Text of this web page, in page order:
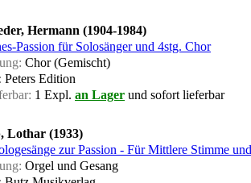
Hermann (1904-1984)
Passion für Solosänger und 4stg. Chor
Chor (Gemischt)
Peters Edition
1 Expl. an Lager und sofort lieferbar
Lothar (1933)
zur Passion - Für Mittlere Stimme
Orgel und Gesang